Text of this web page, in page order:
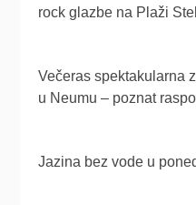
rock glazbe na Plaži
Večeras spektakularna
u Neumu – poznat
Jazina bez vode u